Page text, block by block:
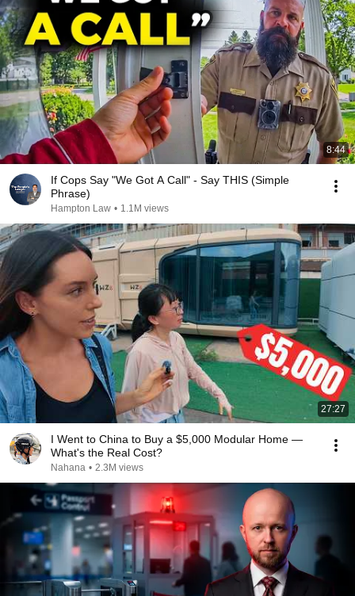
8:44
If Cops Say "We Got A Call" - Say THIS (Simple
Phrase)
Hampton Law • 1.1M views
27:27
I Went to China to Buy a $5,000 Modular Home —
What's the Real Cost?
Nahana • 2.3M views